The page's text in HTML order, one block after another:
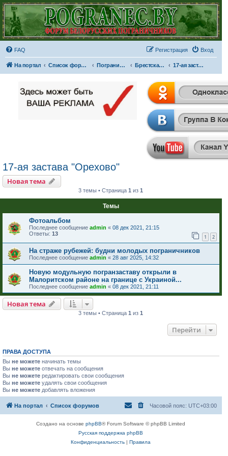
FAQ Вход
Регистрация
На портал Список форумов Пограничные отряды и части Брестская Краснознаменная пограничная группа имени Ф.Э. Дзержинского 17-ая застава "Орехово"
17-ая застава "Орехово"
Новая тема
3 темы • Страница1 из1
Темы
Фотоальбом
Последнее сообщение admin « 08 дек 2021, 21:15
Ответы: 13 1 2
На страже рубежей: будни молодых пограничников
Последнее сообщение admin « 28 авг 2025, 14:32
Новую модульную погранзаставу открыли в
Малоритском районе на границе с Украиной...
Последнее сообщение admin « 08 дек 2021, 21:11
Новая тема
3 темы • Страница1 из1
Перейти
ПРАВА ДОСТУПА
Вы не можете начинать темы
Вы не можете отвечать на сообщения
Вы не можете редактировать свои сообщения
Вы не можете удалять свои сообщения
Вы не можете добавлять вложения
На портал Список форумов Часовой пояс: UTC+03:00
Создано на основеphpBB® Forum Software © phpBB Limited
Русская поддержка phpBB
Конфиденциальность |Правила